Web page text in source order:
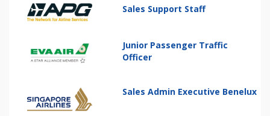
Sales Support Staff
Junior Passenger Traffic
Officer
Sales Admin Executive Benelux